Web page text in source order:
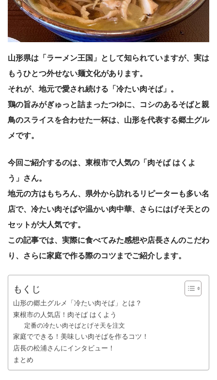
山形県は「ラーメン王国」として知られていますが、実は
もうひとつ外せない麺文化があります。
それが、地元で愛され続ける「冷たい肉そば」。
鶏の旨みがぎゅっと詰まったつゆに、コシのあるそばと親
鳥のスライスを合わせた一杯は、山形を代表する郷土グル
メです。
今回ご紹介するのは、東根市で人気の「肉そば はくよ
う」さん。
地元の方はもちろん、県外から訪れるリピーターも多い名
店で、冷たい肉そばや温かい肉中華、さらにはげそ天との
セットが大人気です。
この記事では、実際に食べてみた感想や店長さんのこだわ
り、さらに家庭で作る際のコツまでご紹介します。
もくじ
山形の郷土グルメ「冷たい肉そば」とは？
東根市の人気店！肉そば はくよう
定番の冷たい肉そばとげそ天を注文
家庭でできる！美味しい肉そばを作るコツ！
店長の松浦さんにインタビュー！
まとめ